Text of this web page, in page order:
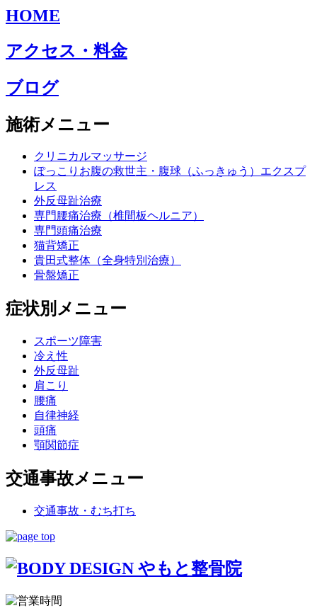
HOME
アクセス・料金
ブログ
施術メニュー
クリニカルマッサージ
ぽっこりお腹の救世主・腹球（ふっきゅう）エクスプ
レス
外反母趾治療
専門腰痛治療（椎間板ヘルニア）
専門頭痛治療
猫背矯正
貴田式整体（全身特別治療）
骨盤矯正
症状別メニュー
スポーツ障害
冷え性
外反母趾
肩こり
腰痛
自律神経
頭痛
顎関節症
交通事故メニュー
交通事故・むち打ち